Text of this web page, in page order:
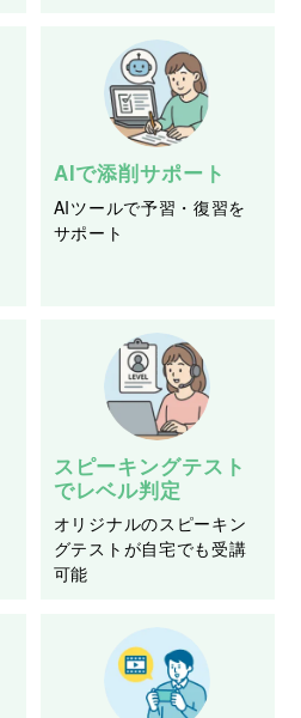
AIで添削サポート
AIツールで予習・復習を
サポート
スピーキングテスト
でレベル判定
オリジナルのスピーキン
グテストが自宅でも受講
可能